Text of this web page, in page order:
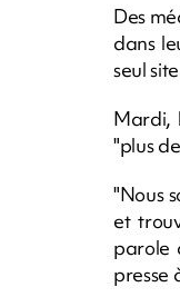
Des
dans
seul
Mardi,
"plus
"Nous
et
parole
presse